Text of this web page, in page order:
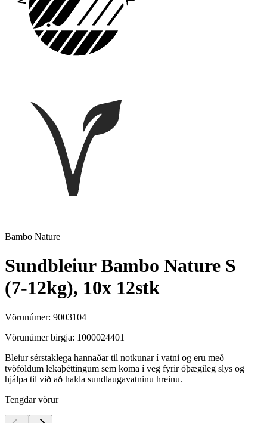
Bambo Nature
Sundbleiur Bambo Nature S
(7-12kg), 10x 12stk
Vörunúmer: 9003104
Vörunúmer birgja: 1000024401
Bleiur sérstaklega hannaðar til notkunar í vatni og eru með
tvöföldum lekaþéttingum sem koma í veg fyrir óþægileg slys og
hjálpa til við að halda sundlaugavatninu hreinu.
Tengdar vörur